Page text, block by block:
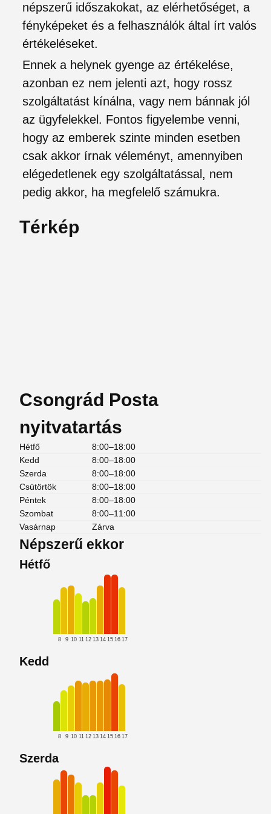
népszerű időszakokat, az elérhetőséget, a
fényképeket és a felhasználók által írt valós
értékeléseket.
Ennek a helynek gyenge az értékelése,
azonban ez nem jelenti azt, hogy rossz
szolgáltatást kínálna, vagy nem bánnak jól
az ügyfelekkel. Fontos figyelembe venni,
hogy az emberek szinte minden esetben
csak akkor írnak véleményt, amennyiben
elégedetlenek egy szolgáltatással, nem
pedig akkor, ha megfelelő számukra.
Térkép
Csongrád Posta
nyitvatartás
Hétfő
8:00–18:00
Kedd
8:00–18:00
Szerda
8:00–18:00
Csütörtök
8:00–18:00
Péntek
8:00–18:00
Szombat
8:00–11:00
Vasárnap
Zárva
Népszerű ekkor
Hétfő
8 9 10 11 12 13 14 15 16 17
Kedd
8 9 10 11 12 13 14 15 16 17
Szerda